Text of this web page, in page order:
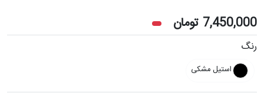
7,450,000 تومان
رنگ
استیل مشکی